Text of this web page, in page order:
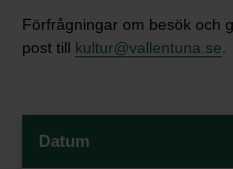
Förfrågningar om besök och
post till kultur@vallentuna.se
Datum